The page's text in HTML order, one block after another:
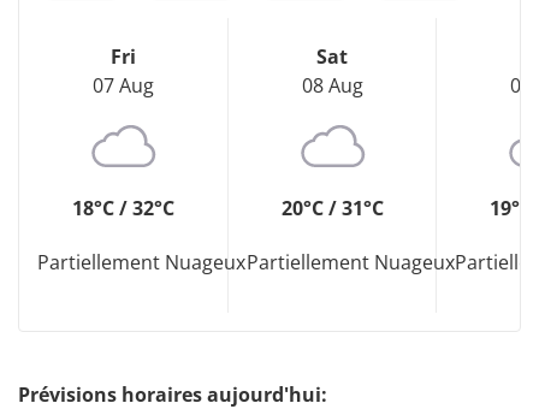
Fri
07 Aug
18°C / 32°C
Partiellement Nuageux
Sat
08 Aug
20°C / 31°C
Partiellement Nuageux
09
19°C
Prévisions horaires aujourd'hui: